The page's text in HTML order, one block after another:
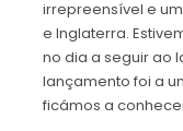
irrepreensível e
e Inglaterra.
no dia a seguir ao
lançamento foi a
ficámos a